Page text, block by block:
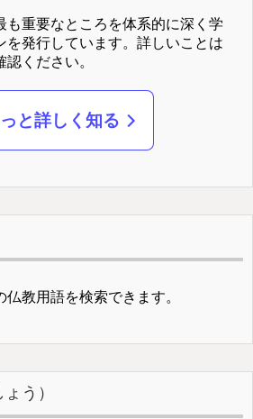
も重要なところを体系的に深く学
を発行しています。詳しいことは
ください。
と詳しく知る
教用語を検索できます。
う）